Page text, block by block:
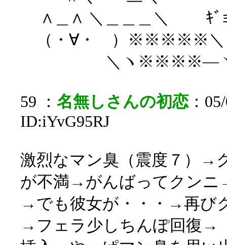
∧＿∧ ＼＿＿＿＼ ｷﾞｮｰ
（・∀・ ）※※※※※
＼ヽ※※※※―
59 ： 名無しさんの初恋：
ID:iYvG95RJ
激烈なマン臭（震度７）→
が不満→がんばってクン
→でも彼女が・・・→再び
→フェラ少しちんぽ回復→